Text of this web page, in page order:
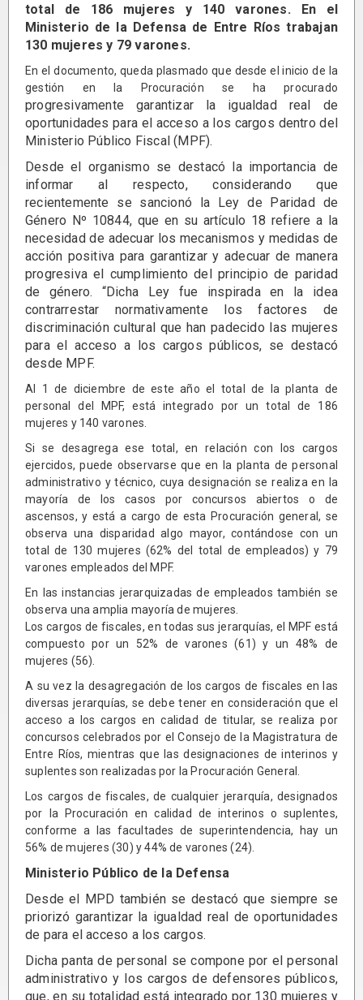
total de 186 mujeres y 140 varones. En el
Ministerio de la Defensa de Entre Ríos trabajan
130 mujeres y 79 varones.
En el documento, queda plasmado que desde el inicio de la
gestión en la Procuración se ha procurado
progresivamente garantizar la igualdad real de
oportunidades para el acceso a los cargos dentro del
Ministerio Público Fiscal (MPF).
Desde el organismo se destacó la importancia de
informar al respecto, considerando que
recientemente se sancionó la Ley de Paridad de
Género Nº 10844, que en su artículo 18 refiere a la
necesidad de adecuar los mecanismos y medidas de
acción positiva para garantizar y adecuar de manera
progresiva el cumplimiento del principio de paridad
de género. “Dicha Ley fue inspirada en la idea
contrarrestar normativamente los factores de
discriminación cultural que han padecido las mujeres
para el acceso a los cargos públicos, se destacó
desde MPF.
Al 1 de diciembre de este año el total de la planta de
personal del MPF, está integrado por un total de 186
mujeres y 140 varones.
Si se desagrega ese total, en relación con los cargos
ejercidos, puede observarse que en la planta de personal
administrativo y técnico, cuya designación se realiza en la
mayoría de los casos por concursos abiertos o de
ascensos, y está a cargo de esta Procuración general, se
observa una disparidad algo mayor, contándose con un
total de 130 mujeres (62% del total de empleados) y 79
varones empleados del MPF.
En las instancias jerarquizadas de empleados también se
observa una amplia mayoría de mujeres.
Los cargos de fiscales, en todas sus jerarquías, el MPF está
compuesto por un 52% de varones (61) y un 48% de
mujeres (56).
A su vez la desagregación de los cargos de fiscales en las
diversas jerarquías, se debe tener en consideración que el
acceso a los cargos en calidad de titular, se realiza por
concursos celebrados por el Consejo de la Magistratura de
Entre Ríos, mientras que las designaciones de interinos y
suplentes son realizadas por la Procuración General.
Los cargos de fiscales, de cualquier jerarquía, designados
por la Procuración en calidad de interinos o suplentes,
conforme a las facultades de superintendencia, hay un
56% de mujeres (30) y 44% de varones (24).
Ministerio Público de la Defensa
Desde el MPD también se destacó que siempre se
priorizó garantizar la igualdad real de oportunidades
de para el acceso a los cargos.
Dicha panta de personal se compone por el personal
administrativo y los cargos de defensores públicos,
que, en su totalidad está integrado por 130 mujeres y